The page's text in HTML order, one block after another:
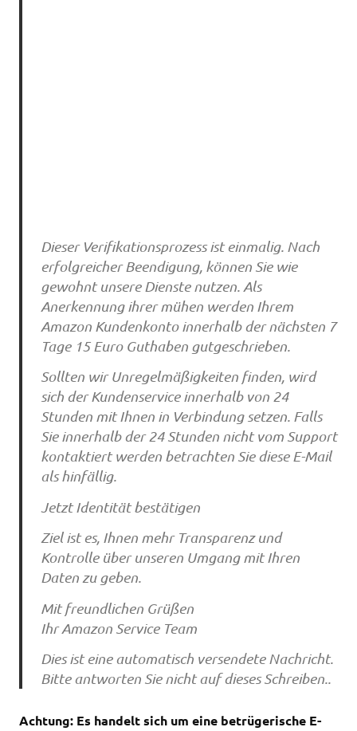
Dieser Verifikationsprozess ist einmalig. Nach
erfolgreicher Beendigung, können Sie wie
gewohnt unsere Dienste nutzen. Als
Anerkennung ihrer mühen werden Ihrem
Amazon Kundenkonto innerhalb der nächsten 7
Tage 15 Euro Guthaben gutgeschrieben.
Sollten wir Unregelmäßigkeiten finden, wird
sich der Kundenservice innerhalb von 24
Stunden mit Ihnen in Verbindung setzen. Falls
Sie innerhalb der 24 Stunden nicht vom Support
kontaktiert werden betrachten Sie diese E-Mail
als hinfällig.
Jetzt Identität bestätigen
Ziel ist es, Ihnen mehr Transparenz und
Kontrolle über unseren Umgang mit Ihren
Daten zu geben.
Mit freundlichen Grüßen
Ihr Amazon Service Team
Dies ist eine automatisch versendete Nachricht.
Bitte antworten Sie nicht auf dieses Schreiben..
Achtung: Es handelt sich um eine betrügerische E-